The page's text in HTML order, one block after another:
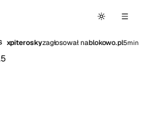
xpiteroskyzagłosował nablokowo.pl5min